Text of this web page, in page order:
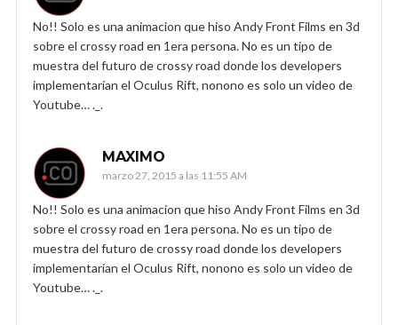
No!! Solo es una animacion que hiso Andy Front Films en 3d
sobre el crossy road en 1era persona. No es un tipo de
muestra del futuro de crossy road donde los developers
implementarían el Oculus Rift, nonono es solo un video de
Youtube… ._.
MAXIMO
marzo 27, 2015 a las 11:55 AM
No!! Solo es una animacion que hiso Andy Front Films en 3d
sobre el crossy road en 1era persona. No es un tipo de
muestra del futuro de crossy road donde los developers
implementarían el Oculus Rift, nonono es solo un video de
Youtube… ._.